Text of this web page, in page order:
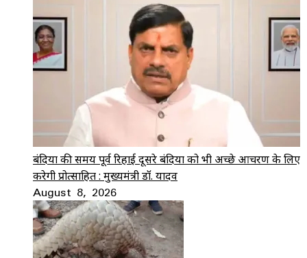
बंदियों की समय पूर्व रिहाई दूसरे बंदियों को भी अच्छे आचरण के लिए
करेगी प्रोत्साहित : मुख्यमंत्री डॉ. यादव
August 8, 2026